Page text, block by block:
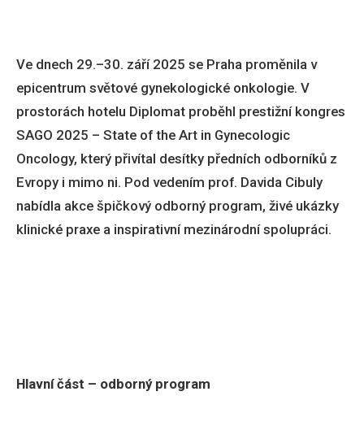
Ve dnech 29.–30. září 2025 se Praha proměnila v
epicentrum světové gynekologické onkologie. V
prostorách hotelu Diplomat proběhl prestižní kongres
SAGO 2025 – State of the Art in Gynecologic
Oncology, který přivítal desítky předních odborníků z
Evropy i mimo ni. Pod vedením prof. Davida Cibuly
nabídla akce špičkový odborný program, živé ukázky
klinické praxe a inspirativní mezinárodní spolupráci.
Hlavní část – odborný program